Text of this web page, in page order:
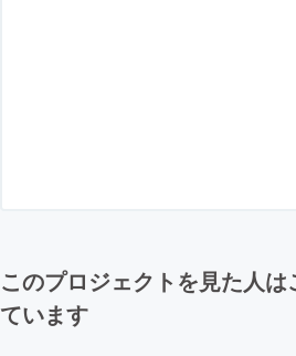
このプロジェクトを見た人
ています